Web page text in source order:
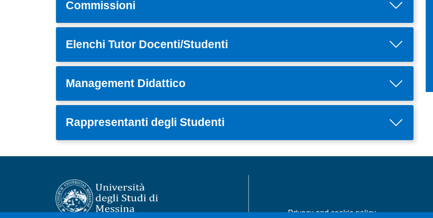
Commissioni
Elenchi Tutor Docenti/Studenti
Management Didattico
Rappresentanti degli Studenti
Privacy and cookie policy